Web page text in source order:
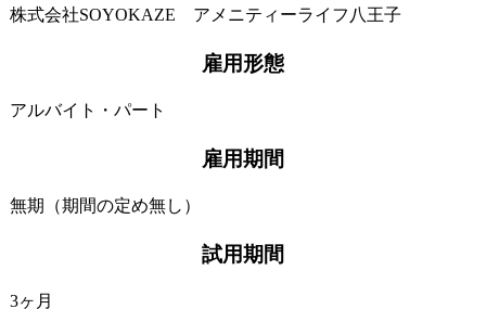
株式会社SOYOKAZE アメニティーライフ八王子
雇用形態
アルバイト・パート
雇用期間
無期（期間の定め無し）
試用期間
3ヶ月